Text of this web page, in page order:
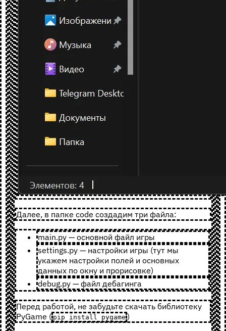
Далее, в папке code создадим три файла:
main.py — основной файл игры
settings.py — настройки игры (тут мы
укажем настройки полей и основных
данных по окну и прорисовке)
debug.py — файл дебагинга
Перед работой, не забудьте скачать библиотеку
PyGame ( pip install pygame )